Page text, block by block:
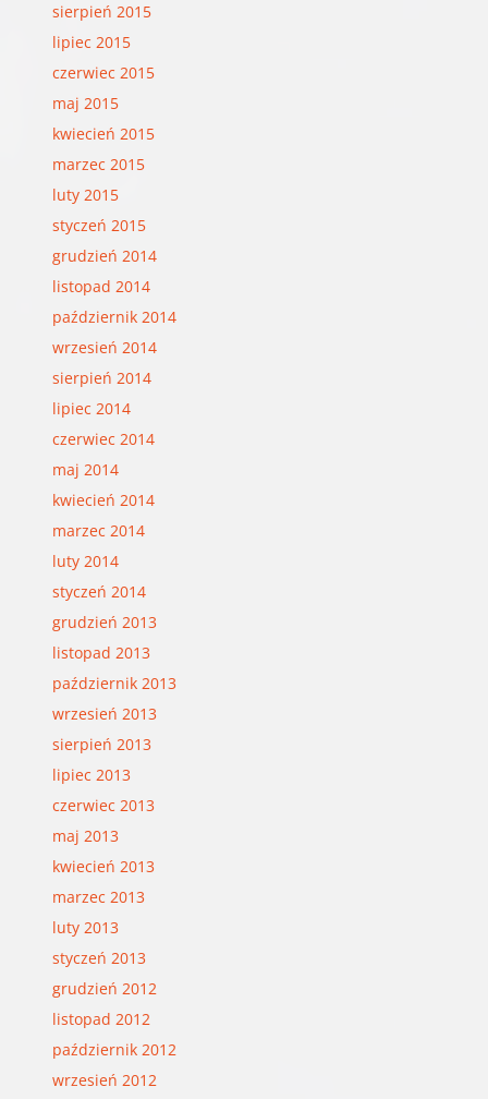
sierpień 2015
lipiec 2015
czerwiec 2015
maj 2015
kwiecień 2015
marzec 2015
luty 2015
styczeń 2015
grudzień 2014
listopad 2014
październik 2014
wrzesień 2014
sierpień 2014
lipiec 2014
czerwiec 2014
maj 2014
kwiecień 2014
marzec 2014
luty 2014
styczeń 2014
grudzień 2013
listopad 2013
październik 2013
wrzesień 2013
sierpień 2013
lipiec 2013
czerwiec 2013
maj 2013
kwiecień 2013
marzec 2013
luty 2013
styczeń 2013
grudzień 2012
listopad 2012
październik 2012
wrzesień 2012